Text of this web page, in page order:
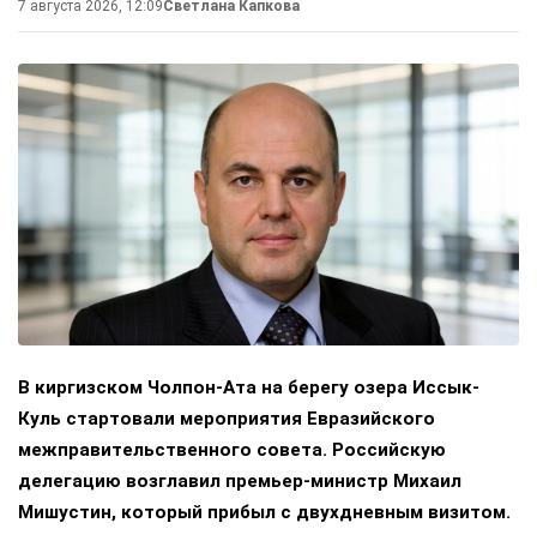
7 августа 2026, 12:09Светлана Капкова
В киргизском Чолпон-Ата на берегу озера Иссык-
Куль стартовали мероприятия Евразийского
межправительственного совета. Российскую
делегацию возглавил премьер-министр Михаил
Мишустин, который прибыл с двухдневным визитом.